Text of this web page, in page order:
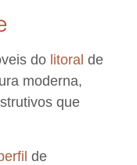
do litoral de
moderna,
que
de